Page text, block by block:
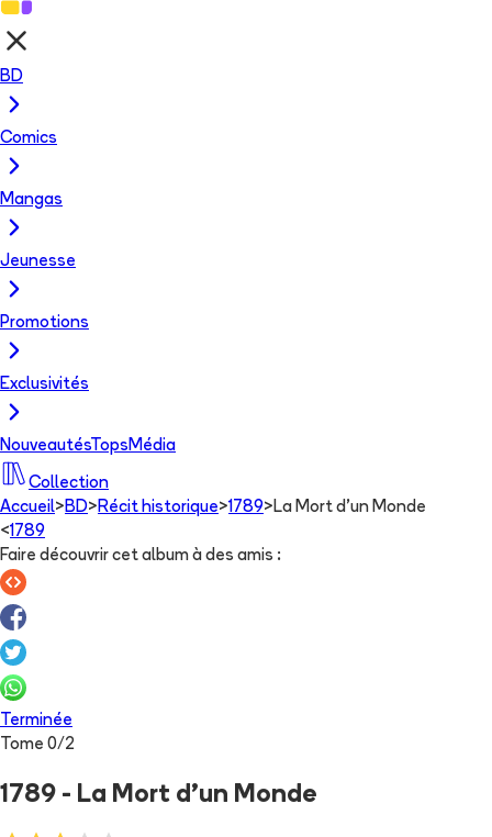
BD
Comics
Mangas
Jeunesse
Promotions
Exclusivités
NouveautésTops Média
Collection
Accueil> BD> Récit historique>1789> La Mort d'un Monde
<1789
Faire découvrir cet album à des amis :
Terminée
Tome 0/2
1789 - La Mort d'un Monde